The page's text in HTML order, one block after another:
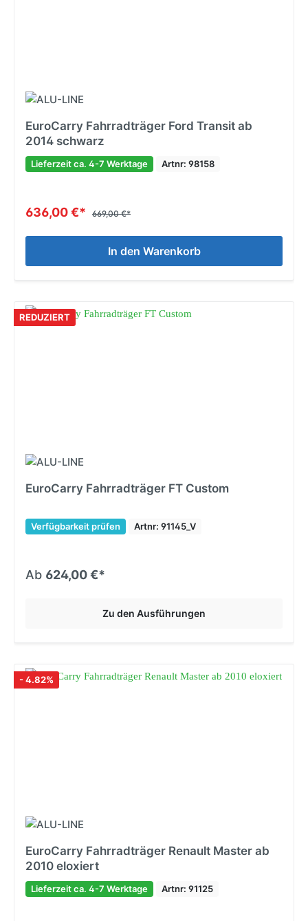
EuroCarry Fahrradträger Ford Transit ab
2014 schwarz
Lieferzeit ca. 4-7 Werktage Artnr: 98158
636,00 €* 669,00 €*
In den Warenkorb
REDUZIERT
EuroCarry Fahrradträger FT Custom
Verfügbarkeit prüfen Artnr: 91145_V
Ab 624,00 €*
Zu den Ausführungen
- 4.82%
EuroCarry Fahrradträger Renault Master ab
2010 eloxiert
Lieferzeit ca. 4-7 Werktage Artnr: 91125